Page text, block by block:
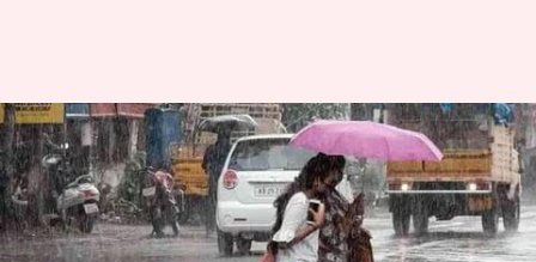
தமிழகத்தில் இடி
மின்னலுடன் மழை பெய்ய
வாய்ப்பு: வானிலை ஆய்வு
மையம்